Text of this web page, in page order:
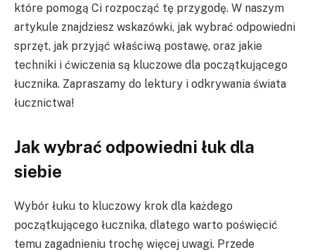
które pomogą Ci rozpocząć tę przygodę. W naszym
artykule znajdziesz wskazówki, jak wybrać odpowiedni
sprzęt, jak przyjąć właściwą postawę, oraz jakie
techniki i ćwiczenia są kluczowe dla początkującego
łucznika. Zapraszamy do lektury i odkrywania świata
łucznictwa!
Jak wybrać odpowiedni łuk dla
siebie
Wybór łuku to kluczowy krok dla każdego
początkującego łucznika, dlatego warto poświęcić
temu zagadnieniu trochę więcej uwagi. Przede